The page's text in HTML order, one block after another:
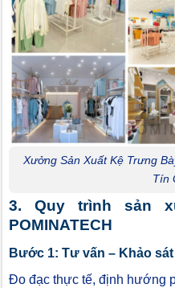
Xưởng Sản Xuất Kệ Trưng
Tín
3. Quy trình sản
POMINATECH
Bước 1: Tư vấn – Khảo sát
Đo đạc thực tế, định hướng